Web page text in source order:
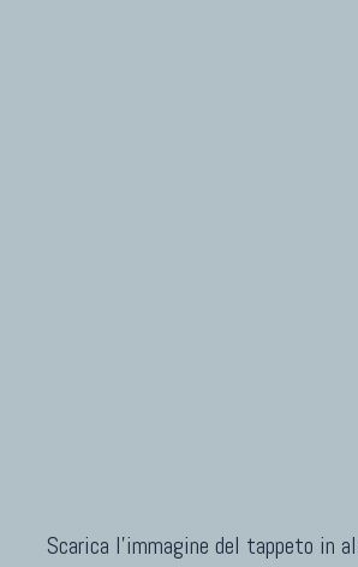
Scarica l'immagine del tappeto in